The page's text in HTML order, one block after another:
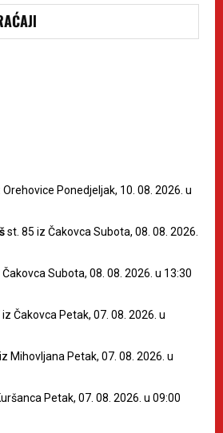
Ponedjeljak, 10. 08. 2026. u
st. 85 iz Čakovca Subota, 08. 08. 2026.
Subota, 08. 08. 2026. u 13:30
Čakovca Petak, 07. 08. 2026. u
Mihovljana Petak, 07. 08. 2026. u
Petak, 07. 08. 2026. u 09:00